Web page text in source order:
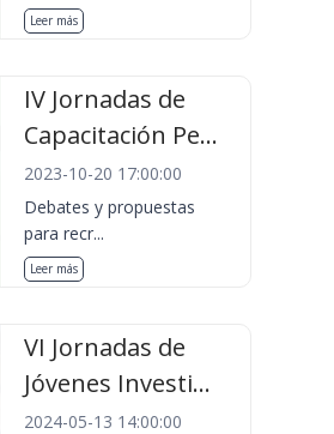
Leer más
IV Jornadas de
Capacitación Pe...
2023-10-20 17:00:00
Debates y propuestas
para recr...
Leer más
VI Jornadas de
Jóvenes Investi...
2024-05-13 14:00:00